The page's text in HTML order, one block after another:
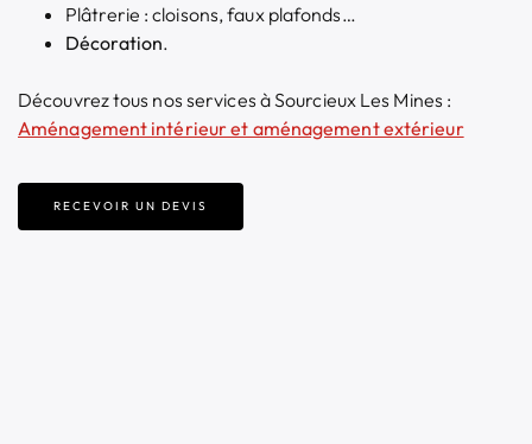
Plâtrerie : cloisons, faux plafonds…
Décoration.
Découvrez tous nos services à Sourcieux Les Mines :
Aménagement intérieur et aménagement extérieur
RECEVOIR UN DEVIS